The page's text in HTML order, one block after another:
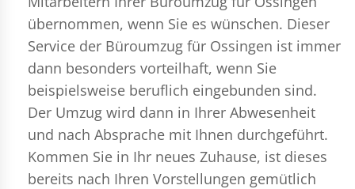
übernommen, wenn Sie es wünschen. Dieser
Service der Büroumzug für Ossingen ist immer
dann besonders vorteilhaft, wenn Sie
beispielsweise beruflich eingebunden sind.
Der Umzug wird dann in Ihrer Abwesenheit
und nach Absprache mit Ihnen durchgeführt.
Kommen Sie in Ihr neues Zuhause, ist dieses
bereits nach Ihren Vorstellungen gemütlich